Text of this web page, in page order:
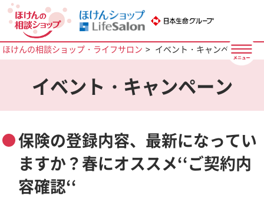
ほけんの相談ショップ・ライフサロン イベント・キャンペーン
イベント・キャンペーン
保険の登録内容、最新になってい
ますか？春にオススメ‘‘ご契約内
容確認‘‘